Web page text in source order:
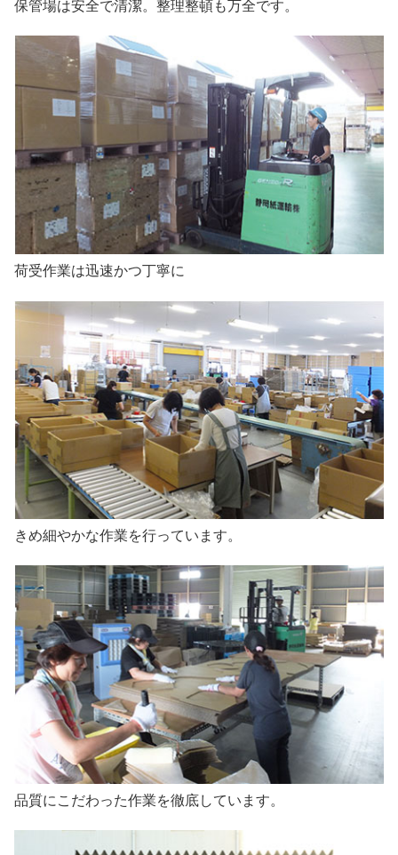
保管場は安全で清潔。整理整頓も万全です。
荷受作業は迅速かつ丁寧に
きめ細やかな作業を行っています。
品質にこだわった作業を徹底しています。